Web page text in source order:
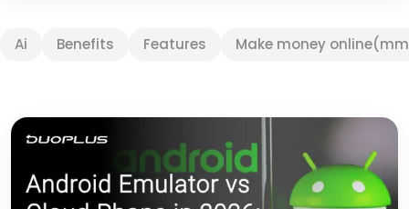
Ai Benefits Features Make money